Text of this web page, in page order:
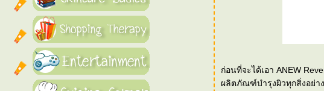
ก่อนที่จะได้เอา ANEW
ผลิตภัณฑ์บำรุงผิวทุกสิ่งอย่างก่อนมาเริ่มใช้